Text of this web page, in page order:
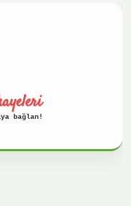
bağlan!